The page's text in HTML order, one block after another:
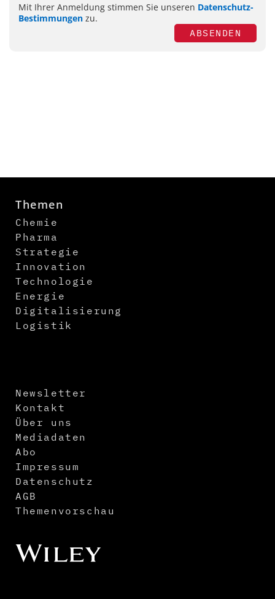
Mit Ihrer Anmeldung stimmen Sie unseren Datenschutz-
Bestimmungen zu.
ABSENDEN
Themen
Chemie
Pharma
Strategie
Innovation
Technologie
Energie
Digitalisierung
Logistik
Newsletter
Kontakt
Über uns
Mediadaten
Abo
Impressum
Datenschutz
AGB
Themenvorschau